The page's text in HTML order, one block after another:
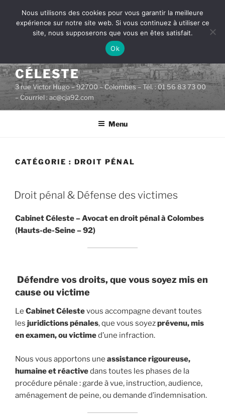
contenu
CABINET D'AVOCATS
CÉLESTE
3 rue Victor Hugo – 92700 – Colombes – Tél. : 01 56 83 73 00
– Courriel : ac@cja92.com
Menu
CATÉGORIE : DROIT PÉNAL
PUBLIÉ
LE
Droit pénal & Défense des victimes
Cabinet Céleste – Avocat en droit pénal à Colombes
(Hauts-de-Seine – 92)
Défendre vos droits, que vous soyez mis en
cause ou victime
Le Cabinet Célestevous accompagne devant toutes
les juridictions pénales, que vous soyezprévenu, mis
en examen, ou victimed’une infraction.
Nous vous apportons une assistance rigoureuse,
humaine et réactivedans toutes les phases de la
procédure pénale : garde à vue, instruction, audience,
aménagement de peine, ou demande d’indemnisation.
Nous utilisons des cookies pour vous garantir la meilleure
expérience sur notre site web. Si vous continuez à utiliser ce
site, nous supposerons que vous en êtes satisfait.
Ok